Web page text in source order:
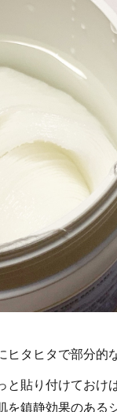
タヒタで部分的
貼り付けておけ
鎮静効果のある